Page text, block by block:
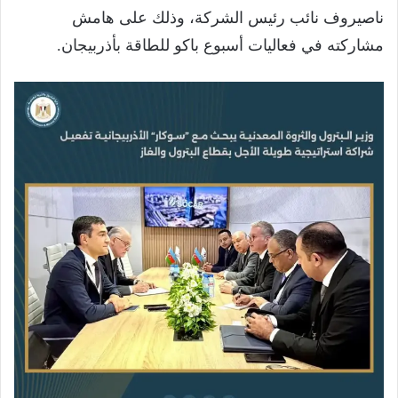
ناصيروف نائب رئيس الشركة، وذلك على هامش
مشاركته في فعاليات أسبوع باكو للطاقة بأذربيجان.